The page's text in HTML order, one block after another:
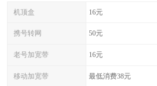
机顶盒 16元
携号转网 50元
老号加宽带 16元
移动加宽带 最低消费38元